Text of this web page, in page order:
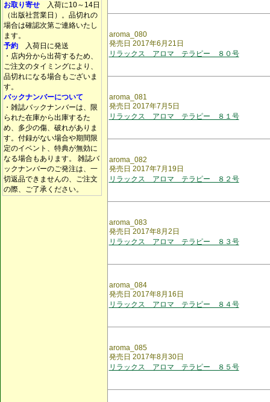
お取り寄せ 入荷に10～14日
（出版社営業日）。品切れの
場合は確認次第ご連絡いたし
ます。
予約 入荷日に発送
・店内分から出荷するため、
ご注文のタイミングにより、
品切れになる場合もございま
す。
バックナンバーについて
・雑誌バックナンバーは、限
られた在庫から出庫するた
め、多少の傷、破れがありま
す。付録がない場合や期間限
定のイベント、特典が無効に
なる場合もあります。 雑誌バ
ックナンバーのご発注は、一
切返品できませんの、ご注文
の際、ご了承ください。
aroma_080
発売日 2017年6月21日
リラックス アロマ テラピー ８０号
aroma_081
発売日 2017年7月5日
リラックス アロマ テラピー ８１号
aroma_082
発売日 2017年7月19日
リラックス アロマ テラピー ８２号
aroma_083
発売日 2017年8月2日
リラックス アロマ テラピー ８３号
aroma_084
発売日 2017年8月16日
リラックス アロマ テラピー ８４号
aroma_085
発売日 2017年8月30日
リラックス アロマ テラピー ８５号